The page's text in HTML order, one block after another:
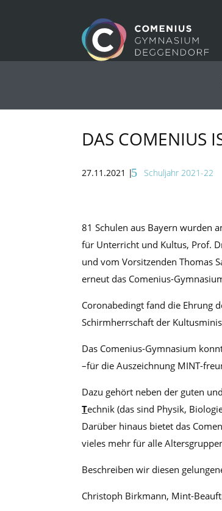
DAS COMENIUS
27.11.2021 | Schuljahr 2021-22
81 Schulen aus Bayern wurden
für Unterricht und Kultus, Prof.
und vom Vorsitzenden Thomas
erneut das Comenius-
Coronabedingt fand die Ehrung
Schirmherrschaft der
Das Comenius-Gymnasium
–für die Auszeichnung MINT-
Dazu gehört neben der guten
Technik (das sind Physik,
Darüber hinaus bietet das
vieles mehr für alle
Beschreiben wir diesen
Christoph Birkmann, Mint-